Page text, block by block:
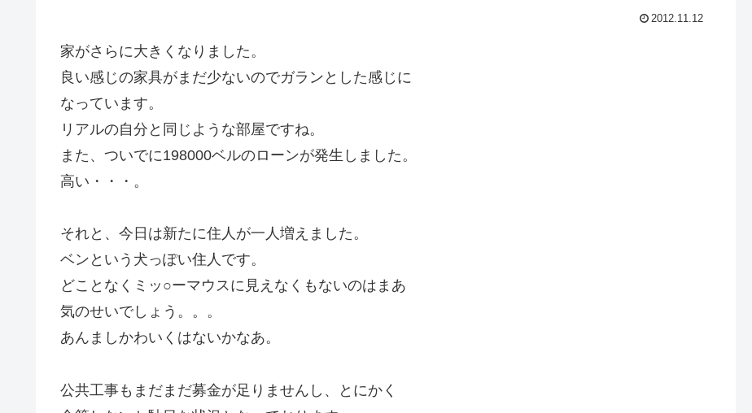
2012.11.12
家がさらに大きくなりました。
良い感じの家具がまだ少ないのでガランとした感じに
なっています。
リアルの自分と同じような部屋ですね。
また、ついでに198000ベルのローンが発生しました。
高い・・・。
それと、今日は新たに住人が一人増えました。
ベンという犬っぽい住人です。
どことなくミッ○ーマウスに見えなくもないのはまあ
気のせいでしょう。。。
あんましかわいくはないかなあ。
公共工事もまだまだ募金が足りませんし、とにかく